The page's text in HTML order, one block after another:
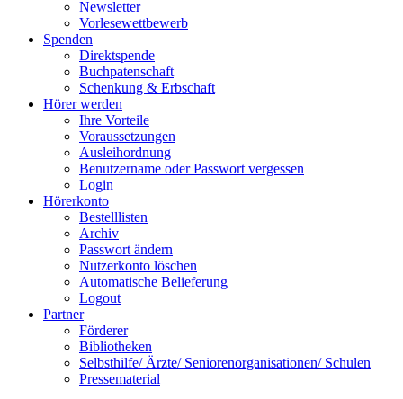
Newsletter
Vorlesewettbewerb
Spenden
Direktspende
Buchpatenschaft
Schenkung & Erbschaft
Hörer werden
Ihre Vorteile
Voraussetzungen
Ausleihordnung
Benutzername oder Passwort vergessen
Login
Hörerkonto
Bestelllisten
Archiv
Passwort ändern
Nutzerkonto löschen
Automatische Belieferung
Logout
Partner
Förderer
Bibliotheken
Selbsthilfe/ Ärzte/ Seniorenorganisationen/ Schulen
Pressematerial